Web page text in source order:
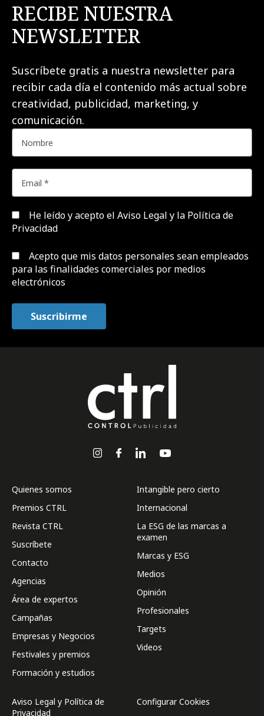
RECIBE NUESTRA
NEWSLETTER
Suscríbete gratis a nuestra newsletter para
recibir cada día el contenido más actual sobre
creatividad, publicidad, marketing, y
comunicación.
He leído y acepto el Aviso Legal y la Política de
Privacidad
Acepto que mis datos personales sean empleados
para las finalidades comerciales por medios
electrónicos
Quienes somos
Premios CTRL
Revista CTRL
Suscríbete
Contacto
Agencias
Área de expertos
Campañas
Empresas y Negocios
Festivales y premios
Formación y estudios
Intangible pero cierto
Internacional
La ESG de las marcas a
examen
Marcas y ESG
Medios
Opinión
Profesionales
Targets
Videos
Aviso Legal y Política de
Privacidad
Configurar Cookies